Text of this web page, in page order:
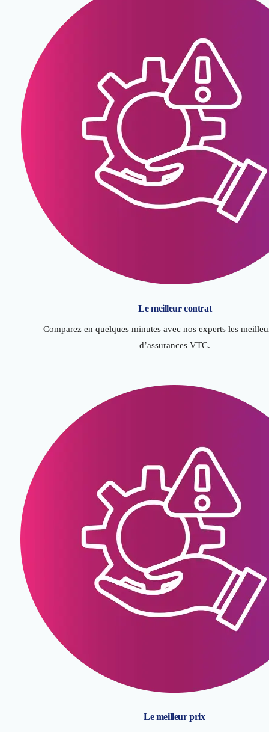
Le meilleur contrat
Comparez en quelques minutes avec nos experts les
d’assurances VTC.
Le meilleur prix